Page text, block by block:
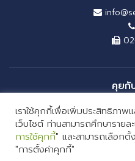
คุยกั
COPYRIGHT 2026 SEACON
เราใช้คุกกี้เพื่อเพิ่มประสิทธิภาพ
เว็บไซต์ ท่านสามารถศึกษารายล
การใช้คุกกี้" และสามารถเลือก
"การตั้งค่าคุกกี้"